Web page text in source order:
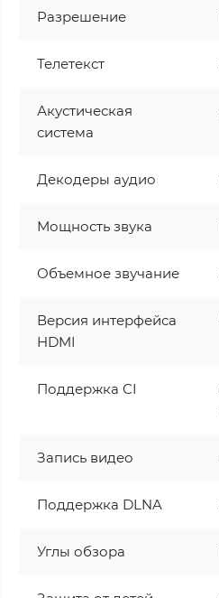
Разрешение
Телетекст
Акустическая
система
Декодеры аудио
Мощность звука
Объемное звучание
Версия интерфейса
HDMI
Поддержка CI
Запись видео
Поддержка DLNA
Углы обзора